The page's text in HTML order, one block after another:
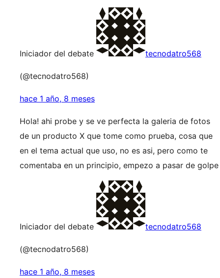
Iniciador del debate tecnodatro568
(@tecnodatro568)
hace 1 año, 8 meses
Hola! ahi probe y se ve perfecta la galeria de fotos
de un producto X que tome como prueba, cosa que
en el tema actual que uso, no es asi, pero como te
comentaba en un principio, empezo a pasar de golpe
Iniciador del debate tecnodatro568
(@tecnodatro568)
hace 1 año, 8 meses